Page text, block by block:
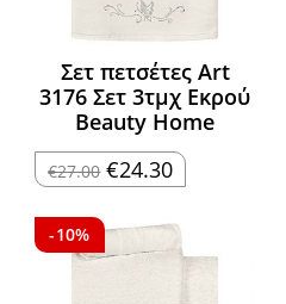
Σετ πετσέτες Art
3176 Σετ 3τμχ Εκρού
Beauty Home
€27.00 Original
price
€24.30Η
τρέχουσα
€24.30.
-10%